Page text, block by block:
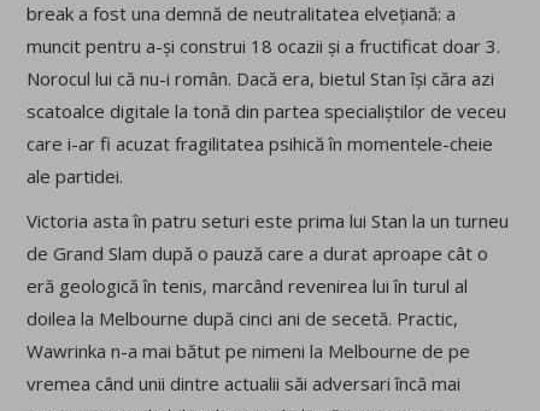
break a fost una demnă de neutralitatea elvețiană: a
muncit pentru a-și construi 18 ocazii și a fructificat doar 3.
Norocul lui că nu-i român. Dacă era, bietul Stan își căra azi
scatoalce digitale la tonă din partea specialiștilor de veceu
care i-ar fi acuzat fragilitatea psihică în momentele-cheie
ale partidei.
Victoria asta în patru seturi este prima lui Stan la un turneu
de Grand Slam după o pauză care a durat aproape cât o
eră geologică în tenis, marcând revenirea lui în turul al
doilea la Melbourne după cinci ani de secetă. Practic,
Wawrinka n-a mai bătut pe nimeni la Melbourne de pe
vremea când unii dintre actualii săi adversari încă mai